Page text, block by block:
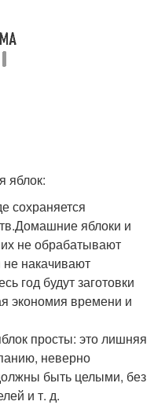
яблок:
сохраняется
яблоки и
не обрабатывают
не накачивают
год будут заготовки
экономия времени и
просты: это лишняя
неверно
быть целыми, без
и т. д.